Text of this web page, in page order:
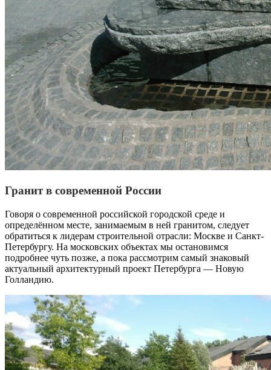
Гранит в современной России
Говоря о современной российской городской среде и
определённом месте, занимаемым в ней гранитом, следует
обратиться к лидерам строительной отрасли: Москве и Санкт-
Петербургу. На московских объектах мы остановимся
подробнее чуть позже, а пока рассмотрим самый знаковый
актуальный архитектурный проект Петербурга — Новую
Голландию.